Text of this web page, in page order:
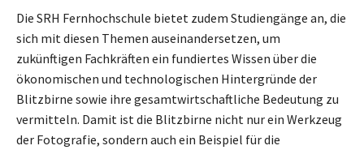
Die SRH Fernhochschule bietet zudem Studiengänge an, die
sich mit diesen Themen auseinandersetzen, um
zukünftigen Fachkräften ein fundiertes Wissen über die
ökonomischen und technologischen Hintergründe der
Blitzbirne sowie ihre gesamtwirtschaftliche Bedeutung zu
vermitteln. Damit ist die Blitzbirne nicht nur ein Werkzeug
der Fotografie, sondern auch ein Beispiel für die